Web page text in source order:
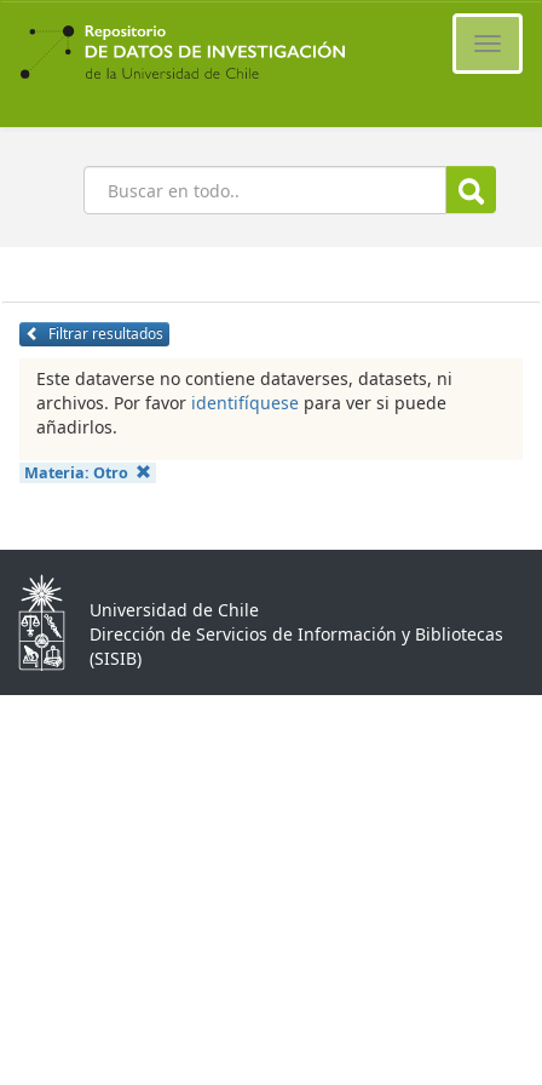
Ir
contenido
principal
Buscar
Filtrar resultados
Este dataverse no contiene dataverses, datasets, ni
archivos. Por favor identifíquese para ver si puede
añadirlos.
Materia: Otro
Universidad de Chile
Dirección de Servicios de Información y Bibliotecas
(SISIB)